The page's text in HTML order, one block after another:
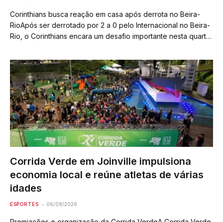
Corinthians busca reação em casa após derrota no Beira-
RioApós ser derrotado por 2 a 0 pelo Internacional no Beira-
Rio, o Corinthians encara um desafio importante nesta quarta-
Copa do Brasil,…
Corrida Verde em Joinville impulsiona
economia local e reúne atletas de várias
idades
ESPORTES 06/08/2026